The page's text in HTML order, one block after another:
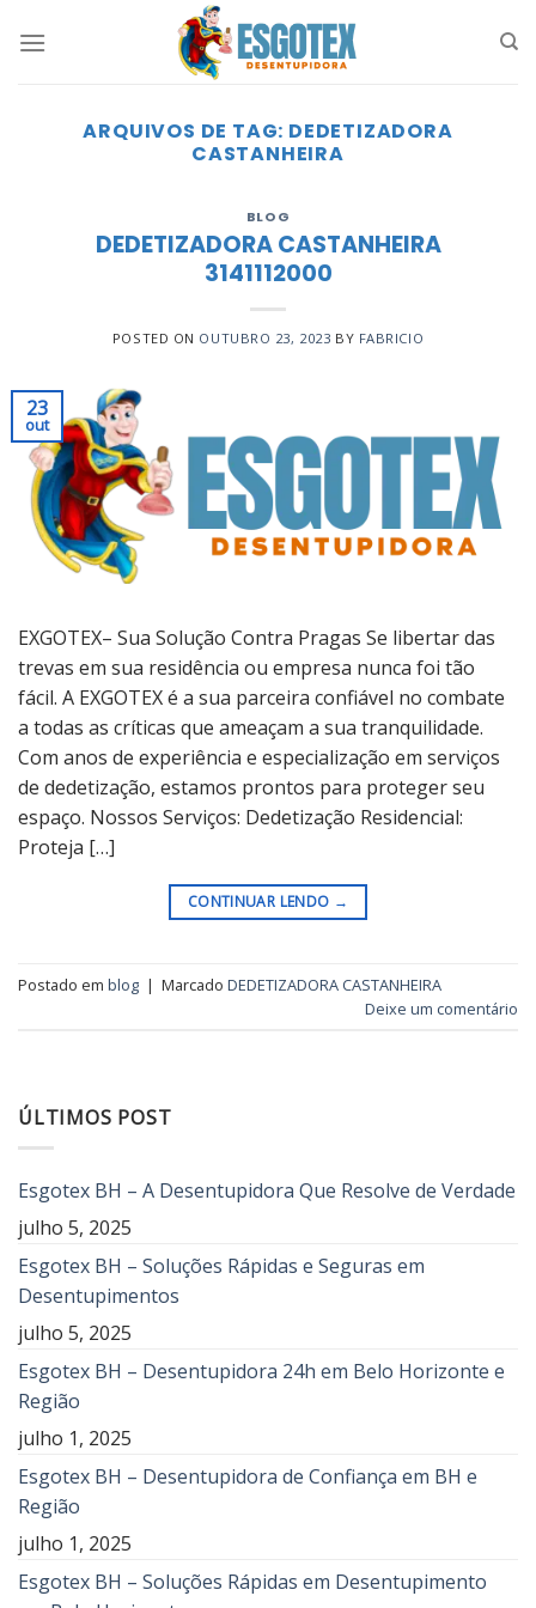
ARQUIVOS DE TAG: DEDETIZADORA
CASTANHEIRA
BLOG
DEDETIZADORA CASTANHEIRA
3141112000
POSTED ON OUTUBRO 23, 2023 BY FABRICIO
23
out
EXGOTEX– Sua Solução Contra Pragas Se libertar das
trevas em sua residência ou empresa nunca foi tão
fácil. A EXGOTEX é a sua parceira confiável no combate
a todas as críticas que ameaçam a sua tranquilidade.
Com anos de experiência e especialização em serviços
de dedetização, estamos prontos para proteger seu
espaço. Nossos Serviços: Dedetização Residencial:
Proteja […]
CONTINUAR LENDO →
Postado em blog | Marcado DEDETIZADORA CASTANHEIRA
Deixe um comentário
ÚLTIMOS POST
Esgotex BH – A Desentupidora Que Resolve de Verdade
julho 5, 2025
Esgotex BH – Soluções Rápidas e Seguras em
Desentupimentos
julho 5, 2025
Esgotex BH – Desentupidora 24h em Belo Horizonte e
Região
julho 1, 2025
Esgotex BH – Desentupidora de Confiança em BH e
Região
julho 1, 2025
Esgotex BH – Soluções Rápidas em Desentupimento